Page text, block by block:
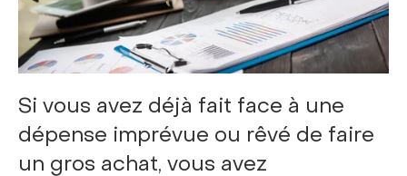
Si vous avez déjà fait face à une
dépense imprévue ou rêvé de faire
un gros achat, vous avez